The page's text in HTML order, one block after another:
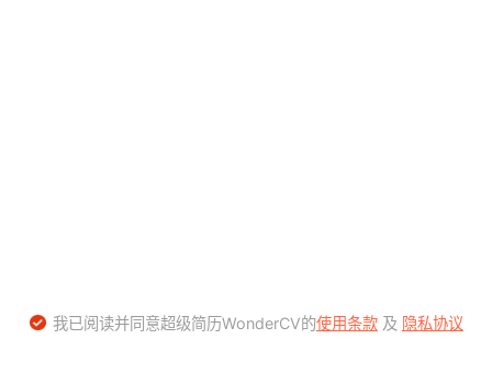
我已阅读并同意超级简历WonderCV的使用条款及 隐私协议